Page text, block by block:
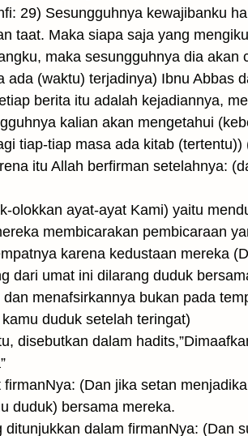
29) Sesungguhnya kewajibanku
taat. Maka siapa saja yang
maka sesungguhnya dia akan
(waktu) terjadinya) Ibnu Abbas
berita itu adalah kejadiannya,
kalian akan mengetahui
tiap-tiap masa ada kitab (tertentu))
itu Allah berfirman setelahnya:
olokkan ayat-ayat Kami) yaitu
membicarakan pembicaraan
karena kedustaan mereka
dari umat ini dilarang duduk
menafsirkannya bukan pada
duduk setelah teringat)
disebutkan dalam
(Dan jika setan
duduk) bersama mereka.
dalam firmanNya: (Dan